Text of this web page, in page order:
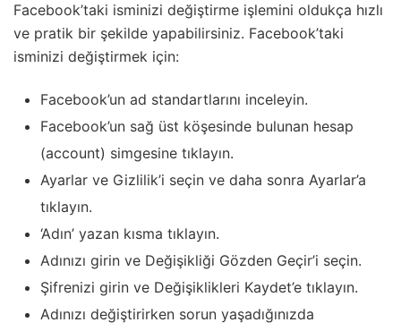
Facebook’taki isminizi değiştirme işlemini oldukça hızlı
ve pratik bir şekilde yapabilirsiniz. Facebook’taki
isminizi değiştirmek için:
Facebook’un ad standartlarını inceleyin.
Facebook’un sağ üst köşesinde bulunan hesap
(account) simgesine tıklayın.
Ayarlar ve Gizlilik’i seçin ve daha sonra Ayarlar’a
tıklayın.
‘Adın’ yazan kısma tıklayın.
Adınızı girin ve Değişikliği Gözden Geçir’i seçin.
Şifrenizi girin ve Değişiklikleri Kaydet’e tıklayın.
Adınızı değiştirirken sorun yaşadığınızda